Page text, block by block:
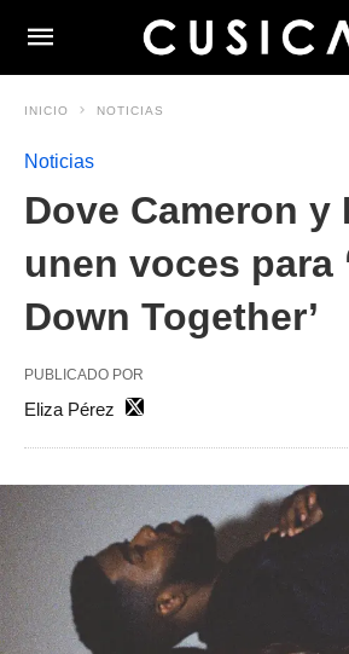
INICIO NOTICIAS
Noticias
Dove Cameron y
unen voces para
Down Together’
PUBLICADO POR
Eliza Pérez